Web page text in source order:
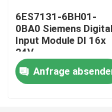
Industrieller
Industrielle Servo-
6ES7131-6BH01-
0BA0 Siemens Digital
Input Module DI 16x
24V
Anfrage